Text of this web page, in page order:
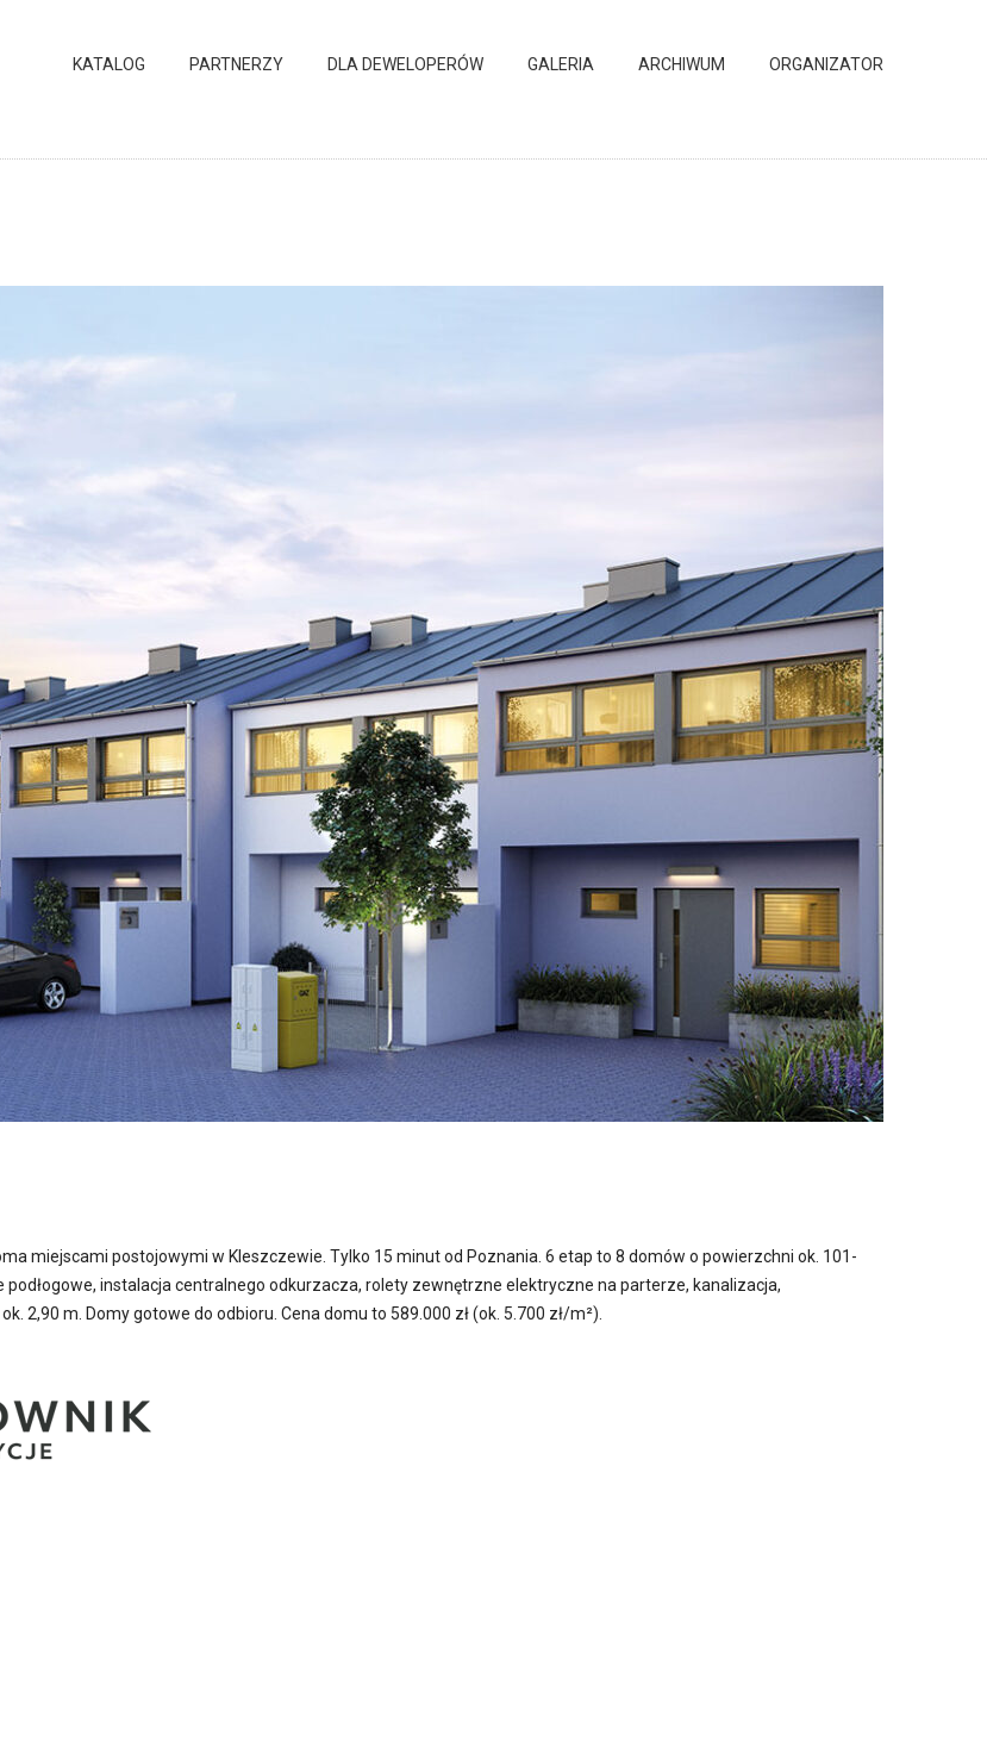
KATALOG PARTNERZY DLA DEWELOPERÓW GALERIA ARCHIWUM ORGANIZATOR
miejscami postojowymi w Kleszczewie. Tylko 15 minut od Poznania. 6 etap to 8 domów o powierzchni ok. 101-
instalacja centralnego odkurzacza, rolety zewnętrzne elektryczne na parterze, kanalizacja,
m. Domy gotowe do odbioru. Cena domu to 589.000 zł (ok. 5.700 zł/m²).